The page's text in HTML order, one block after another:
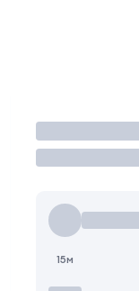
Торговать
15м